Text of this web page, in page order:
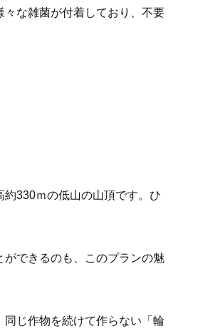
な雑菌が付着しており、不要
330ｍの低山の山頂です。ひ
できるのも、このプランの魅
じ作物を続けて作らない「輪